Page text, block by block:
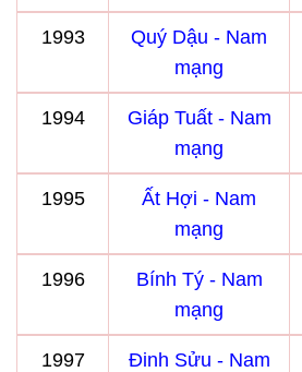
1993
Quý Dậu - Nam
mạng
1994
Giáp Tuất - Nam
mạng
1995
Ất Hợi - Nam
mạng
1996
Bính Tý - Nam
mạng
1997
Đinh Sửu - Nam